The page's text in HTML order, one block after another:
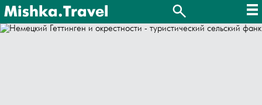
Mishka.Travel